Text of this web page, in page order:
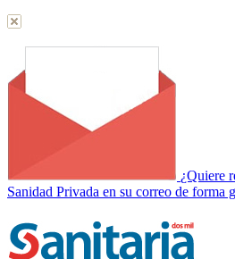
¿Quiere
Sanidad Privada en su correo de forma